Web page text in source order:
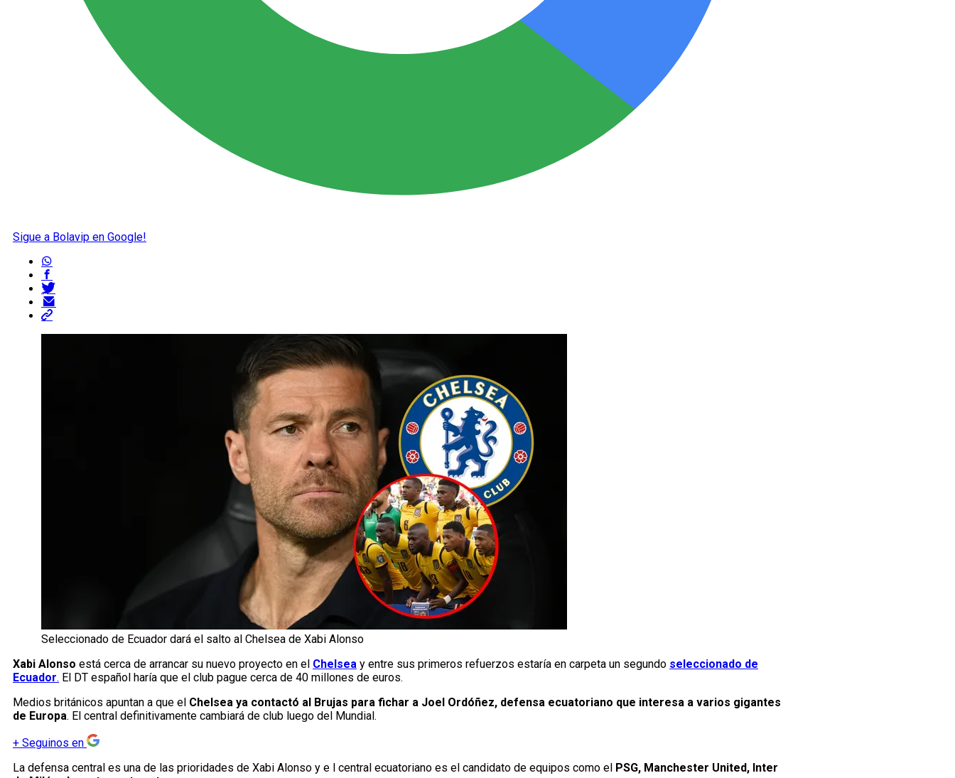
Sigue a Bolavip en Google!
Seleccionado de Ecuador dará el salto al Chelsea de Xabi Alonso
Xabi Alonso está cerca de arrancar su nuevo proyecto en el Chelsea y entre sus primeros refuerzos estaría en carpeta un segundo seleccionado de
Ecuador. El DT español haría que el club pague cerca de 40 millones de euros.
Medios británicos apuntan a que el Chelsea ya contactó al Brujas para fichar a Joel Ordóñez, defensa ecuatoriano que interesa a varios gigantes
de Europa. El central definitivamente cambiará de club luego del Mundial.
+ Seguinos en
La defensa central es una de las prioridades de Xabi Alonso y e l central ecuatoriano es el candidato de equipos como el PSG, Manchester United, Inter